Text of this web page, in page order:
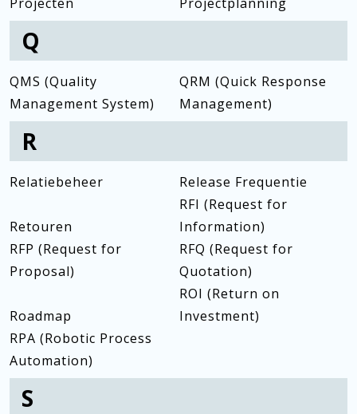
Q
QMS (Quality
Management System)
QRM (Quick Response
Management)
R
Relatiebeheer Release Frequentie
Retouren
RFI (Request for
Information)
RFP (Request for
Proposal)
RFQ (Request for
Quotation)
Roadmap
ROI (Return on
Investment)
RPA (Robotic Process
Automation)
S